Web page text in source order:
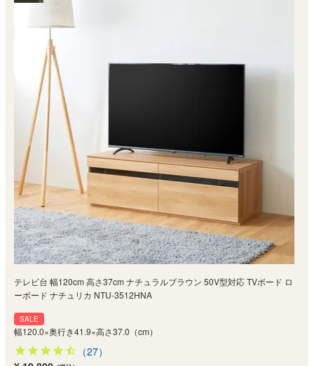
テレビ台 幅120cm 高さ37cm ナチュラルブラウン 50V型対応 TVボード ロ
ーボード ナチュリカ NTU-3512HNA
SALE
幅120.0×奥行き41.9×高さ37.0（cm）
（27）